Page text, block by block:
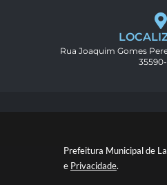
Prefeitura Municipal de
e Privacidade.
Rua Joaquim Gomes